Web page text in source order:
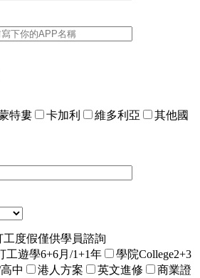
特婁 卡加利 維多利亞
其他國
度假僅供學員諮詢
工遊學6+6月/1+1年
學院College2+3
中 港人方案 英文進修
商業證